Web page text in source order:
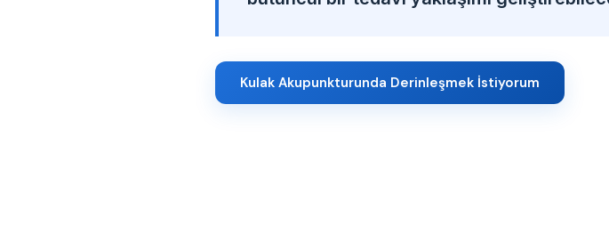
Kulak Akupunkturunda Derinleşmek İstiyorum